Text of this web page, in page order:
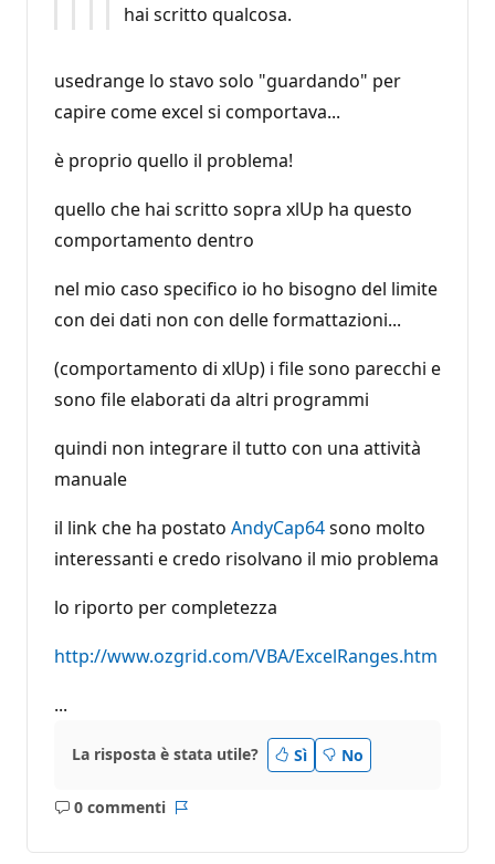
hai scritto qualcosa.
usedrange lo stavo solo "guardando" per
capire come excel si comportava...
è proprio quello il problema!
quello che hai scritto sopra xlUp ha questo
comportamento dentro
nel mio caso specifico io ho bisogno del limite
con dei dati non con delle formattazioni...
(comportamento di xlUp) i file sono parecchi e
sono file elaborati da altri programmi
quindi non integrare il tutto con una attività
manuale
il link che ha postato AndyCap64sono molto
interessanti e credo risolvano il mio problema
lo riporto per completezza
http://www.ozgrid.com/VBA/ExcelRanges.htm
...
La risposta è stata utile? Sì No
0 commenti
Nessun